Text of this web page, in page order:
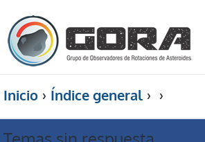
Inicio Índice general